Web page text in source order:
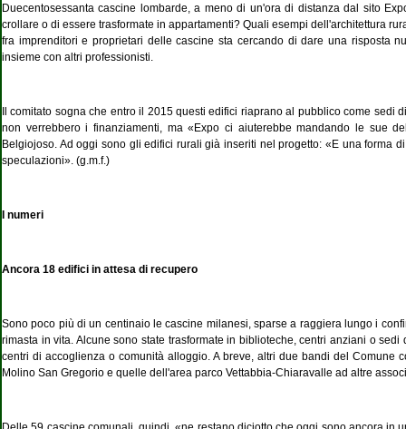
Duecentosessanta cascine lombarde, a meno di un'ora di distanza dal sito
crollare o di essere trasformate in appartamenti? Quali esempi dell'architettura
fra imprenditori e proprietari delle cascine sta cercando di dare una risposta
insieme con altri professionisti.
Il comitato sogna che entro il 2015 questi edifici riaprano al pubblico come sedi
non verrebbero i finanziamenti, ma «Expo ci aiuterebbe mandando le sue
Belgiojoso. Ad oggi sono gli edifici rurali già inseriti nel progetto: «E una forma
speculazioni». (g.m.f.)
I numeri
Ancora 18 edifici in attesa di recupero
Sono poco più di un centinaio le cascine milanesi, sparse a raggiera lungo i
rimasta in vita. Alcune sono state trasformate in biblioteche, centri anziani o
centri di accoglienza o comunità alloggio. A breve, altri due bandi del
Molino San Gregorio e quelle dell'area parco Vettabbia-Chiaravalle ad altre